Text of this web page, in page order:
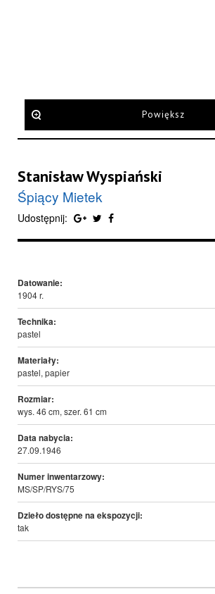
Powiększ
Stanisław Wyspiański
Śpiący Mietek
Udostępnij:
Datowanie:
1904 r.
Technika:
pastel
Materiały:
pastel, papier
Rozmiar:
wys. 46 cm, szer. 61 cm
Data nabycia:
27.09.1946
Numer inwentarzowy:
MS/SP/RYS/75
Dzieło dostępne na ekspozycji:
tak